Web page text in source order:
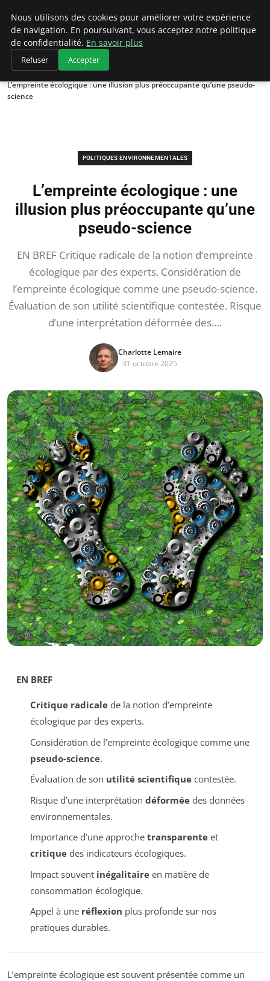
Climategatecountryclub.com
Accueil
Politiques environnementales
L’empreinte écologique : une illusion plus préoccupante qu’une pseudo-
science
POLITIQUES ENVIRONNEMENTALES
L’empreinte écologique : une
illusion plus préoccupante qu’une
pseudo-science
EN BREF Critique radicale de la notion d’empreinte
écologique par des experts. Considération de
l’empreinte écologique comme une pseudo-science.
Évaluation de son utilité scientifique contestée. Risque
d’une interprétation déformée des….
Charlotte Lemaire
31 octobre 2025
EN BREF
Critique radicalede la notion d’empreinte
écologique par des experts.
Considération de l’empreinte écologique comme une
pseudo-science.
Évaluation de son utilité scientifiquecontestée.
Risque d’une interprétation déforméedes données
environnementales.
Importance d’une approche transparenteet
critiquedes indicateurs écologiques.
Impact souvent inégalitaireen matière de
consommation écologique.
Appel à une réflexion plus profonde sur nos
pratiques durables.
L’empreinte écologique est souvent présentée comme un
Nous utilisons des cookies pour améliorer votre expérience
de navigation. En poursuivant, vous acceptez notre politique
de confidentialité. En savoir plus
Refuser Accepter